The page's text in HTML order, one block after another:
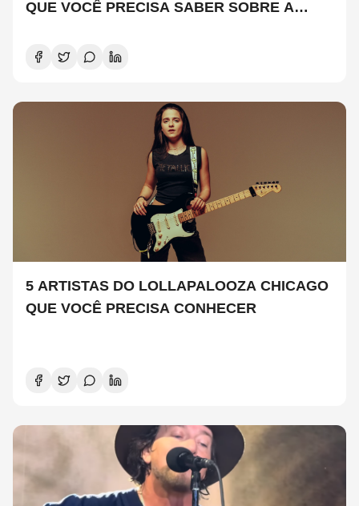
QUE VOCÊ PRECISA SABER SOBRE A
5 ARTISTAS DO LOLLAPALOOZA CHICAGO
QUE VOCÊ PRECISA CONHECER